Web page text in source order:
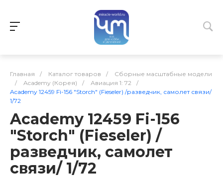
Главная / Каталог товаров /
Сборные масштабные модели
/
Academy (Корея) / Авиация 1: 72
/
Academy 12459 Fi-156 "Storch" (Fieseler) /разведчик, самолет связи/
1/72
Academy 12459 Fi-156
"Storch" (Fieseler) /
разведчик, самолет
связи/ 1/72